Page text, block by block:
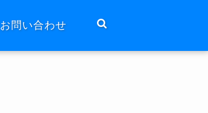
お問い合わせ